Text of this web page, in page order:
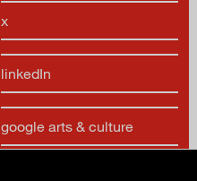
x
linkedIn
google arts & culture